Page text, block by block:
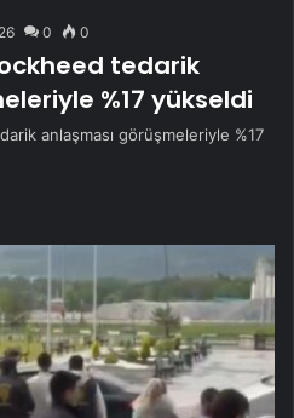
0 0
tedarik
%17 yükseldi
anlaşması görüşmeleriyle %17